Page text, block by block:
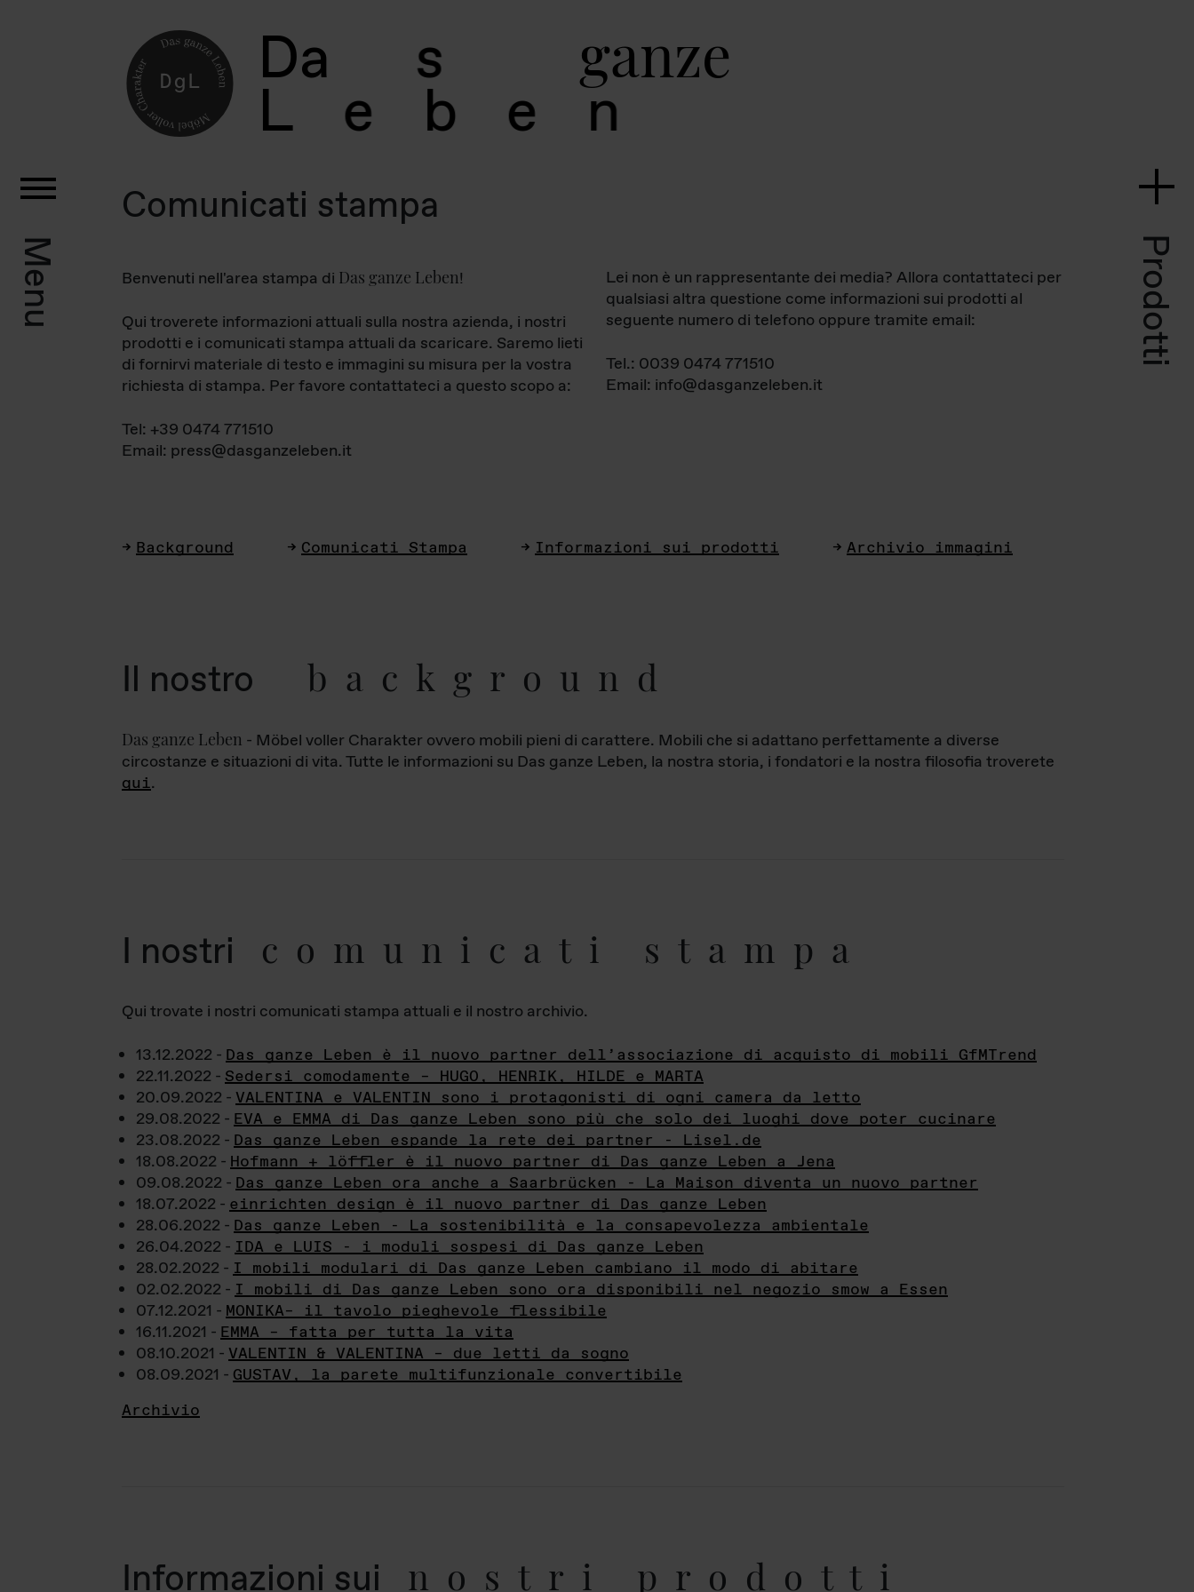
Da s ganz
L e b e
Menu Prodotti
Comunicati stampa
Benvenuti nell'area stampa di Das ganze Leben!
Qui troverete informazioni attuali sulla nostra azienda, i nostri
prodotti e i comunicati stampa attuali da scaricare. Saremo lieti
di fornirvi materiale di testo e immagini su misura per la vostra
richiesta di stampa. Per favore contattateci a questo scopo a:
Tel: +39 0474 771510
Email: press@dasganzeleben.it
Lei non è un rappresentante dei media? Allora contattateci per
qualsiasi altra questione come informazioni sui prodotti al
seguente numero di telefono oppure tramite email:
Tel.: 0039 0474 771510
Email: info@dasganzeleben.it
Background Comunicati Stampa Informazioni sui prodotti Archivio immagini
Il nostro background
Das ganze Leben - Möbel voller Charakter ovvero mobili pieni di carattere. Mobili che si adattano perfettamente a diverse
circostanze e situazioni di vita. Tutte le informazioni su Das ganze Leben, la nostra storia, i fondatori e la nostra filosofia troverete
qui.
I nostri comunicati stampa
Qui trovate i nostri comunicati stampa attuali e il nostro archivio.
13.12.2022 - Das ganze Leben è il nuovo partner dell’associazione di acquisto di mobili GfMTrend
22.11.2022 - Sedersi comodamente – HUGO, HENRIK, HILDE e MARTA
20.09.2022 - VALENTINA e VALENTIN sono i protagonisti di ogni camera da letto
29.08.2022 - EVA e EMMA di Das ganze Leben sono più che solo dei luoghi dove poter cucinare
23.08.2022 - Das ganze Leben espande la rete dei partner - Lisel.de
18.08.2022 - Hofmann + löffler è il nuovo partner di Das ganze Leben a Jena
09.08.2022 - Das ganze Leben ora anche a Saarbrücken - La Maison diventa un nuovo partner
18.07.2022 - einrichten design è il nuovo partner di Das ganze Leben
28.06.2022 - Das ganze Leben - La sostenibilità e la consapevolezza ambientale
26.04.2022 - IDA e LUIS - i moduli sospesi di Das ganze Leben
28.02.2022 - I mobili modulari di Das ganze Leben cambiano il modo di abitare
02.02.2022 - I mobili di Das ganze Leben sono ora disponibili nel negozio smow a Essen
07.12.2021 - MONIKA– il tavolo pieghevole flessibile
16.11.2021 - EMMA – fatta per tutta la vita
08.10.2021 - VALENTIN & VALENTINA – due letti da sogno
08.09.2021 - GUSTAV, la parete multifunzionale convertibile
Archivio
Informazioni sui nostri prodotti